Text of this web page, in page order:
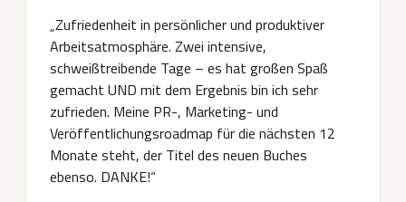
„Zufriedenheit in persönlicher und produktiver
Arbeitsatmosphäre. Zwei intensive,
schweißtreibende Tage – es hat großen Spaß
gemacht UND mit dem Ergebnis bin ich sehr
zufrieden. Meine PR-, Marketing- und
Veröffentlichungsroadmap für die nächsten 12
Monate steht, der Titel des neuen Buches
ebenso. DANKE!“